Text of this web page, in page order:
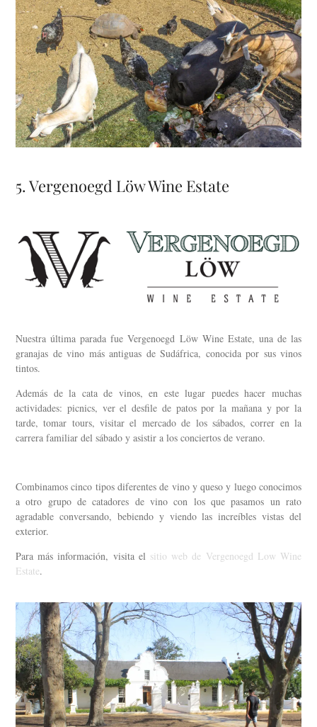
5. Vergenoegd Löw Wine Estate
Nuestra última parada fue Vergenoegd Löw Wine Estate, una de las
granajas de vino más antiguas de Sudáfrica, conocida por sus vinos
tintos.
Además de la cata de vinos, en este lugar puedes hacer muchas
actividades: picnics, ver el desfile de patos por la mañana y por la
tarde, tomar tours, visitar el mercado de los sábados, correr en la
carrera familiar del sábado y asistir a los conciertos de verano.
Combinamos cinco tipos diferentes de vino y queso y luego conocimos
a otro grupo de catadores de vino con los que pasamos un rato
agradable conversando, bebiendo y viendo las increíbles vistas del
exterior.
Para más información, visita el sitio web de Vergenoegd Low Wine
Estate.